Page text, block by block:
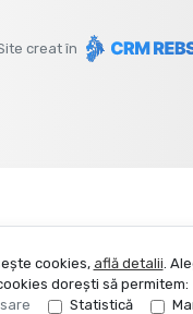
creat în
cookies, află detalii.
dorești să permitem:
Statistică